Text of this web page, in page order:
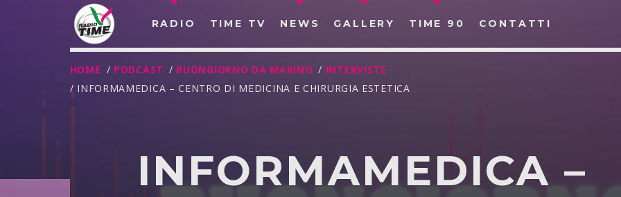
RADIO TIME TV NEWS GALLERY TIME 90 CONTATTI
CERCA NEL SITO WEB:
HOME / PODCAST / BUONGIORNO DA MARINO / INTERVISTE
/ INFORMAMEDICA – CENTRO DI MEDICINA E CHIRURGIA ESTETICA
INFORMAMEDICA –